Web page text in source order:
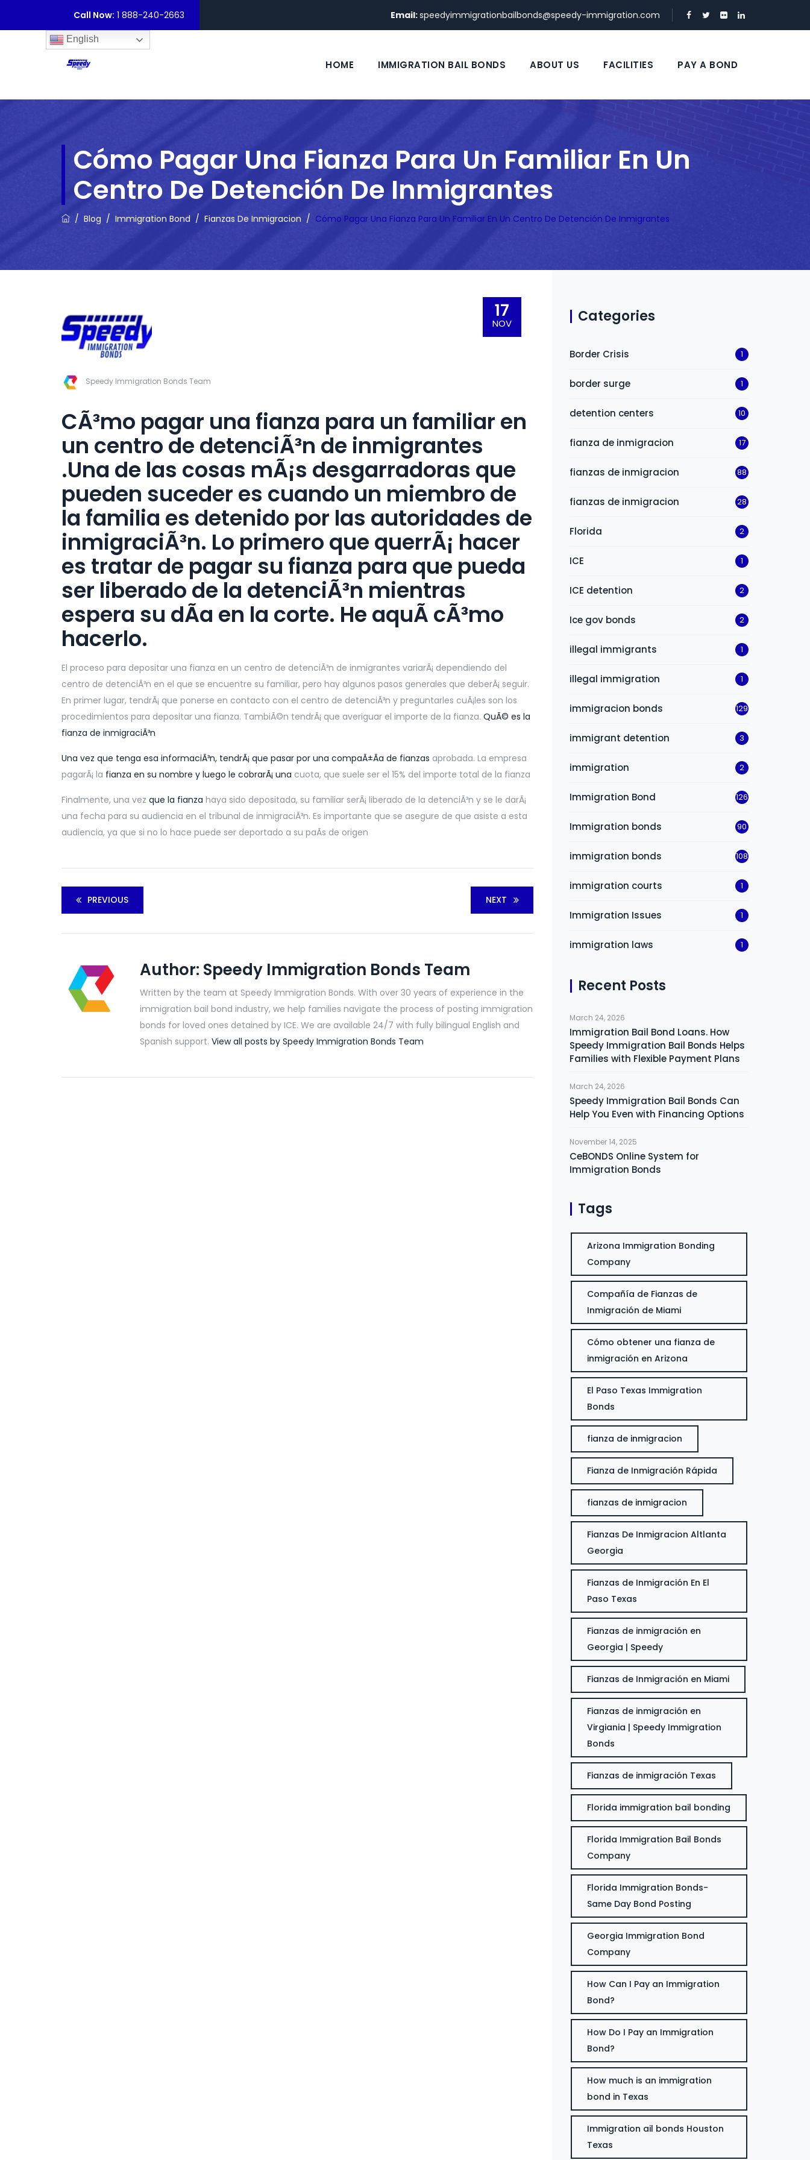
Call Now: 1 888-240-2663 Email:speedyimmigrationbailbonds@speedy-immigration.com
HOME IMMIGRATION BAIL BONDS ABOUT US FACILITIES PAY A BOND
English
Cómo Pagar Una Fianza Para Un Familiar En Un
Centro De Detención De Inmigrantes
/ Blog / Immigration Bond / Fianzas De Inmigracion / Cómo Pagar Una Fianza Para Un Familiar En Un Centro De Detención De Inmigrantes
17
NOV
Speedy Immigration Bonds Team
CÃ³mo pagar una fianza para un familiar en
un centro de detenciÃ³n de inmigrantes
.Una de las cosas mÃ¡s desgarradoras que
pueden suceder es cuando un miembro de
la familia es detenido por las autoridades de
inmigraciÃ³n. Lo primero que querrÃ¡ hacer
es tratar de pagar su fianza para que pueda
ser liberado de la detenciÃ³n mientras
espera su dÃ­a en la corte. He aquÃ­ cÃ³mo
hacerlo.
El proceso para depositar una fianza en un centro de detenciÃ³n de inmigrantes variarÃ¡ dependiendo del
centro de detenciÃ³n en el que se encuentre su familiar, pero hay algunos pasos generales que deberÃ¡ seguir.
En primer lugar, tendrÃ¡ que ponerse en contacto con el centro de detenciÃ³n y preguntarles cuÃ¡les son los
procedimientos para depositar una fianza. TambiÃ©n tendrÃ¡ que averiguar el importe de la fianza. QuÃ© es la
fianza de inmigraciÃ³n
Una vez que tenga esa informaciÃ³n, tendrÃ¡ que pasar por una compaÃ±Ã­a de fianzas aprobada. La empresa
pagarÃ¡ la fianza en su nombre y luego le cobrarÃ¡ una cuota, que suele ser el 15% del importe total de la fianza
Finalmente, una vez que la fianza haya sido depositada, su familiar serÃ¡ liberado de la detenciÃ³n y se le darÃ¡
una fecha para su audiencia en el tribunal de inmigraciÃ³n. Es importante que se asegure de que asiste a esta
audiencia, ya que si no lo hace puede ser deportado a su paÃ­s de origen
PREVIOUS NEXT
Author: Speedy Immigration Bonds Team
Written by the team at Speedy Immigration Bonds. With over 30 years of experience in the
immigration bail bond industry, we help families navigate the process of posting immigration
bonds for loved ones detained by ICE. We are available 24/7 with fully bilingual English and
Spanish support. View all posts by Speedy Immigration Bonds Team
Categories
Border Crisis 1
border surge 1
detention centers 10
fianza de inmigracion 17
fianzas de inmigracion 88
fianzas de inmigracion 28
Florida 2
ICE 1
ICE detention 2
Ice gov bonds 2
illegal immigrants 1
illegal immigration 1
immigracion bonds 129
immigrant detention 3
immigration 2
Immigration Bond 126
Immigration bonds 90
immigration bonds 108
immigration courts 1
Immigration Issues 1
immigration laws 1
Recent Posts
March 24, 2026
Immigration Bail Bond Loans. How
Speedy Immigration Bail Bonds Helps
Families with Flexible Payment Plans
March 24, 2026
Speedy Immigration Bail Bonds Can
Help You Even with Financing Options
November 14, 2025
CeBONDS Online System for
Immigration Bonds
Tags
Arizona Immigration Bonding
Company
Compañía de Fianzas de
Inmigración de Miami
Cómo obtener una fianza de
inmigración en Arizona
El Paso Texas Immigration
Bonds
fianza de inmigracion
Fianza de Inmigración Rápida
fianzas de inmigracion
Fianzas De Inmigracion Altlanta
Georgia
Fianzas de Inmigración En El
Paso Texas
Fianzas de inmigración en
Georgia | Speedy
Fianzas de Inmigración en Miami
Fianzas de inmigración en
Virgiania | Speedy Immigration
Bonds
Fianzas de inmigración Texas
Florida immigration bail bonding
Florida Immigration Bail Bonds
Company
Florida Immigration Bonds-
Same Day Bond Posting
Georgia Immigration Bond
Company
How Can I Pay an Immigration
Bond?
How Do I Pay an Immigration
Bond?
How much is an immigration
bond in Texas
Immigration ail bonds Houston
Texas